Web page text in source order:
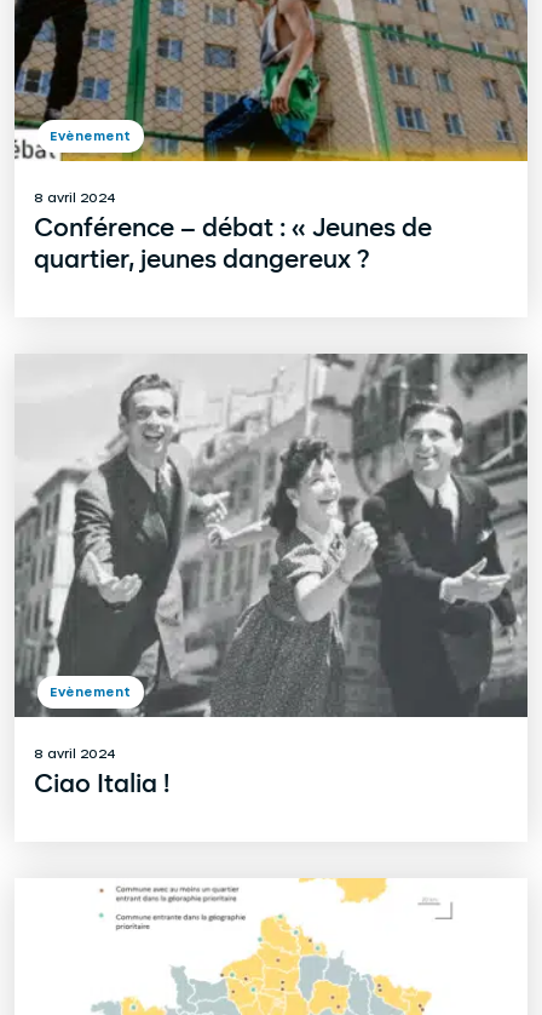
8 avril 2024
Conférence – débat : « Jeunes de
quartier, jeunes dangereux ?
Evènement
8 avril 2024
Ciao Italia !
Evènement